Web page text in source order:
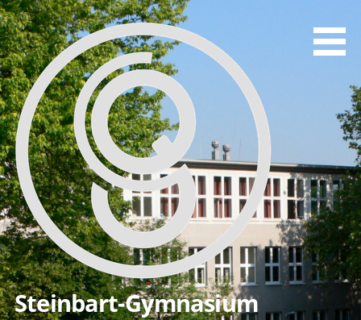
Zum
Inhalt
springen
Steinbart-Gymnasium